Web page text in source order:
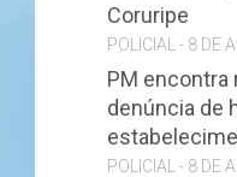
Coruripe
POLICIAL - 8 DE
PM encontra
denúncia de
POLICIAL - 8 DE